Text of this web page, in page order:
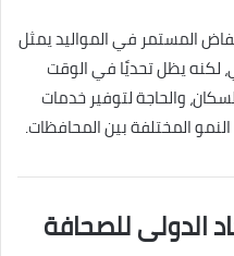
المستمر في المواليد يمثل
لكنه يظل تحديًا في الوقت
والحاجة لتوفير خدمات
المختلفة بين المحافظات.
الدولى للصحافة